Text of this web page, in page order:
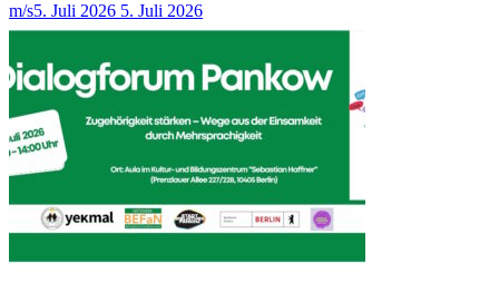
m/s5. Juli 2026 5. Juli 2026